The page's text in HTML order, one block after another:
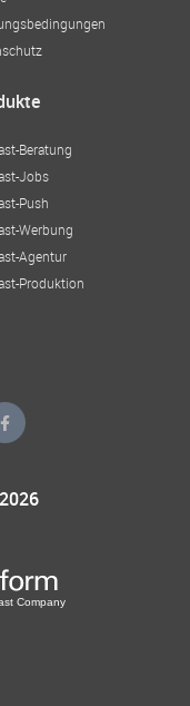
Beratung
Jobs
Push
Werbung
Agentur
Produktion